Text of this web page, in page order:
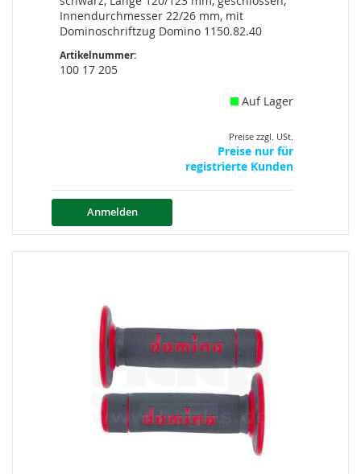
Innendurchmesser 22/26 mm, mit
Dominoschriftzug Domino 1150.82.40
Artikelnummer:
100 17 205
Auf Lager
Preise zzgl. USt.
Preise nur für
registrierte Kunden
Anmelden